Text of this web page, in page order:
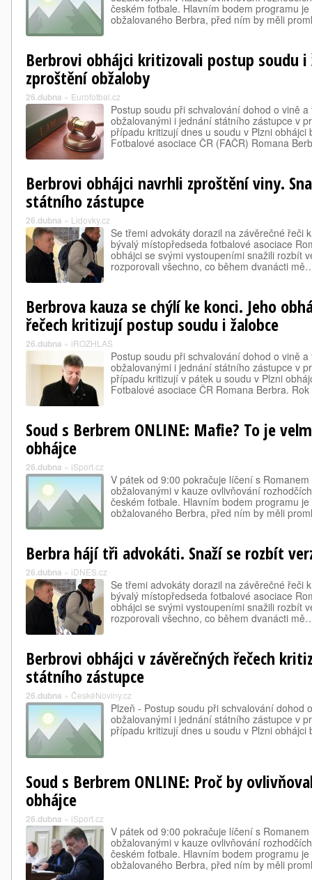
českém fotbale. Hlavním bodem programu
obžalovaného Berbra, před ním by měli
Berbrovi obhájci kritizovali postup soudu i
zproštění obžaloby
26.dubna » Eurofotbal.cz
Postup soudu při schvalování dohod o vině
obžalovanými i jednání státního zástupce v
případu kritizují dnes u soudu v Plzni obhájci
Fotbalové asociace ČR (FAČR) Romana
Berbrovi obhájci navrhli zproštění viny.
státního zástupce
26.dubna » Lidovky.cz
Se třemi advokáty dorazil na závěrečné řeči
bývalý místopředseda fotbalové asociace
obhájci se svými vystoupeními snažili rozbít
rozporovali všechno, co během dvanácti
Berbrova kauza se chýlí ke konci. Jeho
řečech kritizují postup soudu i žalobce
26.dubna » iROZHLAS
Postup soudu při schvalování dohod o vině
obžalovanými i jednání státního zástupce v
případu kritizují v pátek u soudu v Plzni
Fotbalové asociace ČR Romana Berbra.
Soud s Berbrem ONLINE: Mafie? To je
obhájce
26.dubna » iSport.cz
V pátek od 9:00 pokračuje líčení s
obžalovanými v kauze ovlivňování
českém fotbale. Hlavním bodem programu
obžalovaného Berbra, před ním by měli
Berbra hájí tři advokáti. Snaží se rozbít
26.dubna » iDNES.cz
Se třemi advokáty dorazil na závěrečné řeči
bývalý místopředseda fotbalové asociace
obhájci se svými vystoupeními snažili rozbít
rozporovali všechno, co během dvanácti
Berbrovi obhájci v závěrečných řečech
státního zástupce
26.dubna » ČeskéNoviny.cz
Plzeň - Postup soudu při schvalování dohod
obžalovanými i jednání státního zástupce v
případu kritizují dnes u soudu v Plzni obhájci
Soud s Berbrem ONLINE: Proč by
obhájce
26.dubna » iSport.cz
V pátek od 9:00 pokračuje líčení s
obžalovanými v kauze ovlivňování
českém fotbale. Hlavním bodem programu
obžalovaného Berbra, před ním by měli